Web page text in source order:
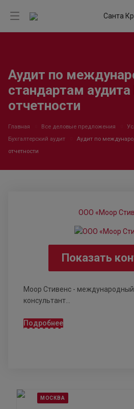
Санта
Аудит по
стандартам
отчетности
Главная Все деловые предложения
Бухгалтерский аудит
Аудит по
отчетности
ООО «Моор
Показать
Моор Стивенс - международный
консультант...
Подробнее
МОСКВА